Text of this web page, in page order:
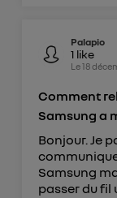
Palapio
1 like
Le18
Comment
Samsung a
Bonjour. Je
Samsung
passer du fil